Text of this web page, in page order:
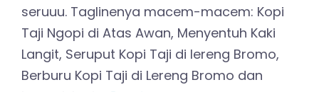
seruuu. Taglinenya macem-macem: Kopi
Taji Ngopi di Atas Awan, Menyentuh Kaki
Langit, Seruput Kopi Taji di lereng Bromo,
Berburu Kopi Taji di Lereng Bromo dan